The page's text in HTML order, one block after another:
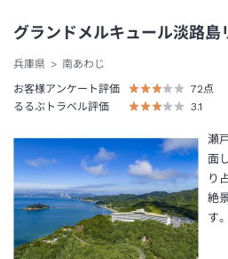
グランドメルキュール淡路島
兵庫県
南あわじ
お客様アンケート評価
72点
るるぶトラベル評価
3.1
瀬
面
り
絶
す